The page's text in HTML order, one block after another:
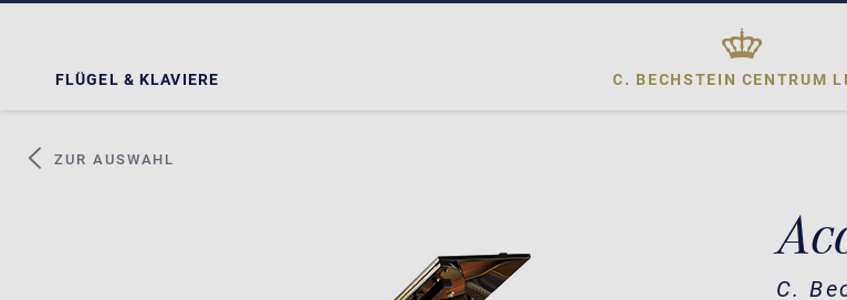
FLÜGEL & KLAVIERE C. BECHSTEIN CENTRUM
ZUR AUSWAHL
C.